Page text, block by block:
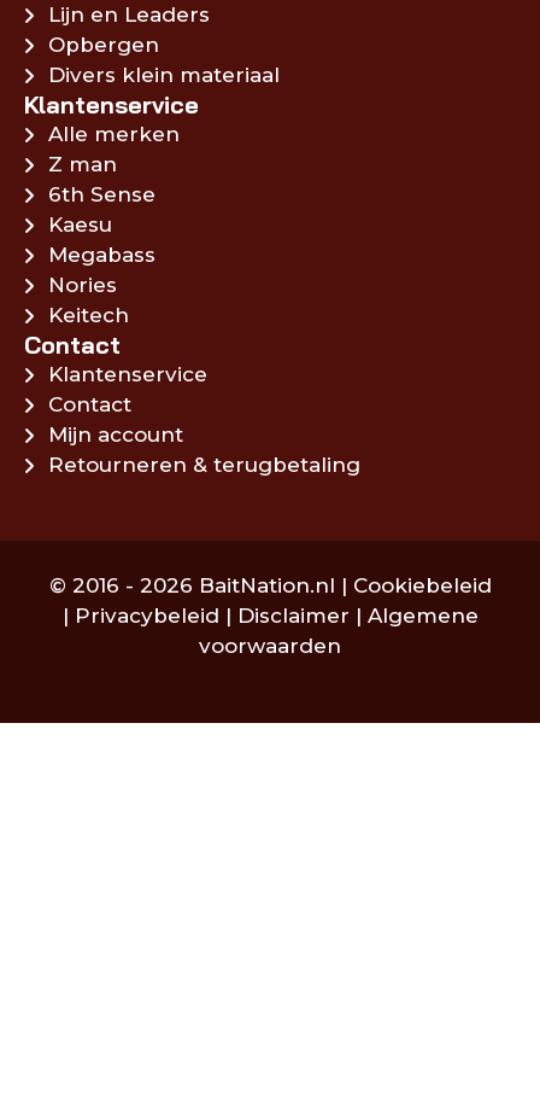
Lijn en Leaders
Opbergen
Divers klein materiaal
Klantenservice
Alle merken
Z man
6th Sense
Kaesu
Megabass
Nories
Keitech
Contact
Klantenservice
Contact
Mijn account
Retourneren & terugbetaling
© 2016 - 2026 BaitNation.nl | Cookiebeleid
| Privacybeleid | Disclaimer | Algemene
voorwaarden